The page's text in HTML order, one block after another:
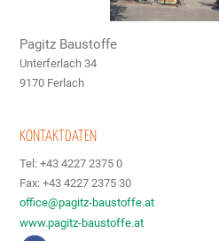
Pagitz Baustoffe
Unterferlach 34
9170 Ferlach
KONTAKTDATEN
Tel: +43 4227 2375 0
Fax: +43 4227 2375 30
office@pagitz-baustoffe.at
www.pagitz-baustoffe.at